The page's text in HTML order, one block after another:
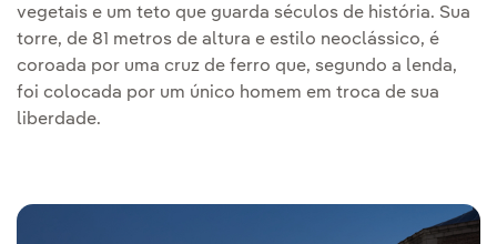
vegetais e um teto que guarda séculos de história. Sua
torre, de 81 metros de altura e estilo neoclássico, é
coroada por uma cruz de ferro que, segundo a lenda,
foi colocada por um único homem em troca de sua
liberdade.